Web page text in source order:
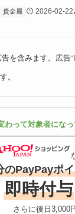
貴金属 2026-02-22
を含みます。広告
。
わって対象者にな
のPayPayポ
即時付与
さらに後日3,000